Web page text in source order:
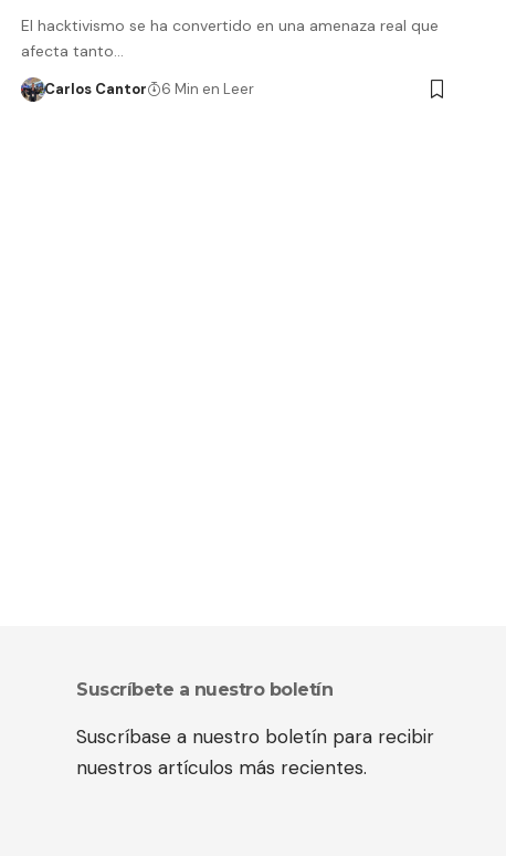
El hacktivismo se ha convertido en una amenaza real que
afecta tanto…
Carlos Cantor 6 Min en Leer
Suscríbete a nuestro boletín
Suscríbase a nuestro boletín para recibir
nuestros artículos más recientes.